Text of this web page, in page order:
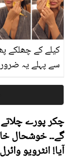
کیلے کے چھلکے
سے پہلے یہ
سستا اور
چکر پورے
گے۔۔ خوشحال
آیا! انٹرویو وائرل